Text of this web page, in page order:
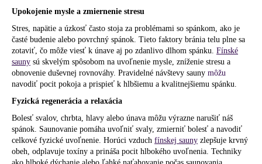
Upokojenie mysle a zmiernenie stresu
Stres, napätie a úzkosť často stoja za problémami so spánkom, ako je
časté budenie alebo povrchný spánok. Tieto faktory bránia telu plne sa
zotaviť, čo môže viesť k únave aj po zdanlivo dlhom spánku. Fínské
sauny sú skvelým spôsobom na uvoľnenie mysle, zníženie stresu a
obnovenie duševnej rovnováhy. Pravidelné návštevy sauny môžu
navodiť pocit pokoja a prispieť k hlbšiemu a kvalitnejšiemu spánku.
Fyzická regenerácia a relaxácia
Bolesť svalov, chrbta, hlavy alebo únava môžu výrazne narušiť náš
spánok. Saunovanie pomáha uvoľniť svaly, zmierniť bolesť a navodiť
celkové fyzické uvoľnenie. Horúci vzduch fínskej sauny zlepšuje krvný
obeh, odplavuje toxíny a prináša pocit hlbokého uvoľnenia. Techniky
HĽADAŤ
O
d
p
o
r
ú